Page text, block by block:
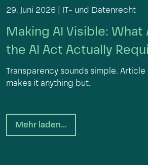
29. Juni 2026 | IT- und Datenrecht
Making AI Visible:
the AI Act Actually
Transparency sounds simple.
makes it anything but.
Mehr laden...